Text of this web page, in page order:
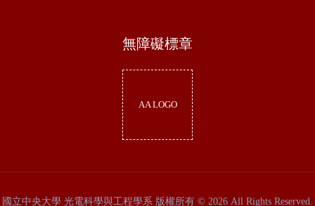
無障礙標章
AA LOGO
國立中央大學 光電科學與工程學系 版權所有 © 2026 All Rights Reserved.